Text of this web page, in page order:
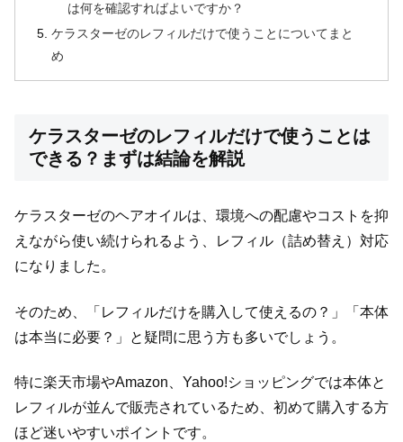
は何を確認すればよいですか？
ケラスターゼのレフィルだけで使うことについてまと
め
ケラスターゼのレフィルだけで使うことは
できる？まずは結論を解説
ケラスターゼのヘアオイルは、環境への配慮やコストを抑
えながら使い続けられるよう、レフィル（詰め替え）対応
になりました。
そのため、「レフィルだけを購入して使えるの？」「本体
は本当に必要？」と疑問に思う方も多いでしょう。
特に楽天市場やAmazon、Yahoo!ショッピングでは本体と
レフィルが並んで販売されているため、初めて購入する方
ほど迷いやすいポイントです。